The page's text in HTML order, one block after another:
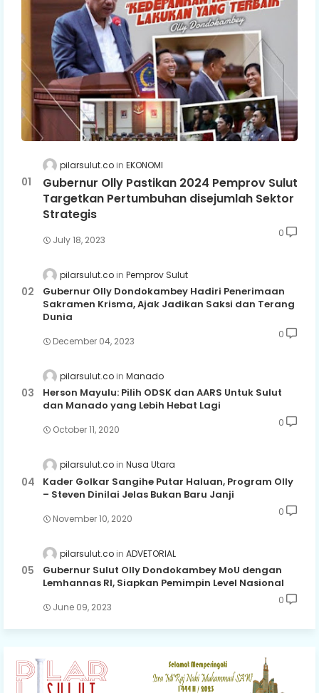
pilarsulut.co EKONOMI
Gubernur Olly Pastikan 2024 Pemprov Sulut
Targetkan Pertumbuhan disejumlah Sektor
Strategis
July 18, 2023
0
pilarsulut.co Pemprov Sulut
Gubernur Olly Dondokambey Hadiri Penerimaan
Sakramen Krisma, Ajak Jadikan Saksi dan Terang
Dunia
December 04, 2023
0
pilarsulut.co Manado
Herson Mayulu: Pilih ODSK dan AARS Untuk Sulut
dan Manado yang Lebih Hebat Lagi
October 11, 2020
0
pilarsulut.co Nusa Utara
Kader Golkar Sangihe Putar Haluan, Program Olly
– Steven Dinilai Jelas Bukan Baru Janji
November 10, 2020
0
pilarsulut.co ADVETORIAL
Gubernur Sulut Olly Dondokambey MoU dengan
Lemhannas RI, Siapkan Pemimpin Level Nasional
June 09, 2023
0